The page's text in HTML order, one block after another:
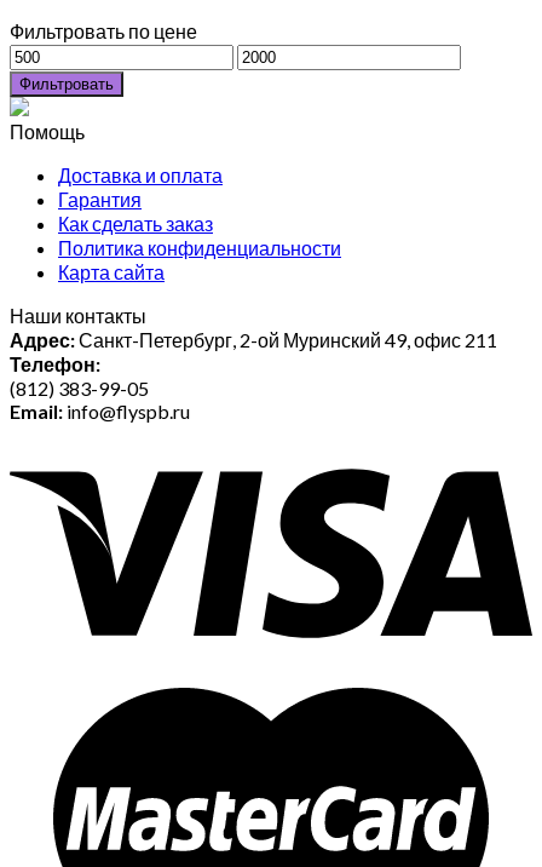
Фильтровать по цене
Фильтровать
Помощь
Доставка и оплата
Гарантия
Как сделать заказ
Политика конфиденциальности
Карта сайта
Наши контакты
Адрес:Санкт-Петербург, 2-ой Муринский 49, офис 211
Телефон:
(812) 383-99-05
Email: info@flyspb.ru